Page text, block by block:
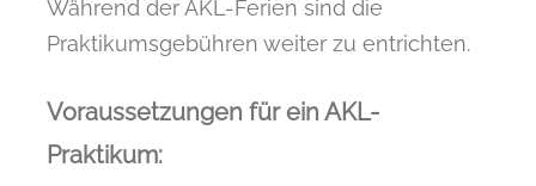
Während der AKL-Ferien sind die
Praktikumsgebühren weiter zu entrichten.
Voraussetzungen für ein AKL-
Praktikum: